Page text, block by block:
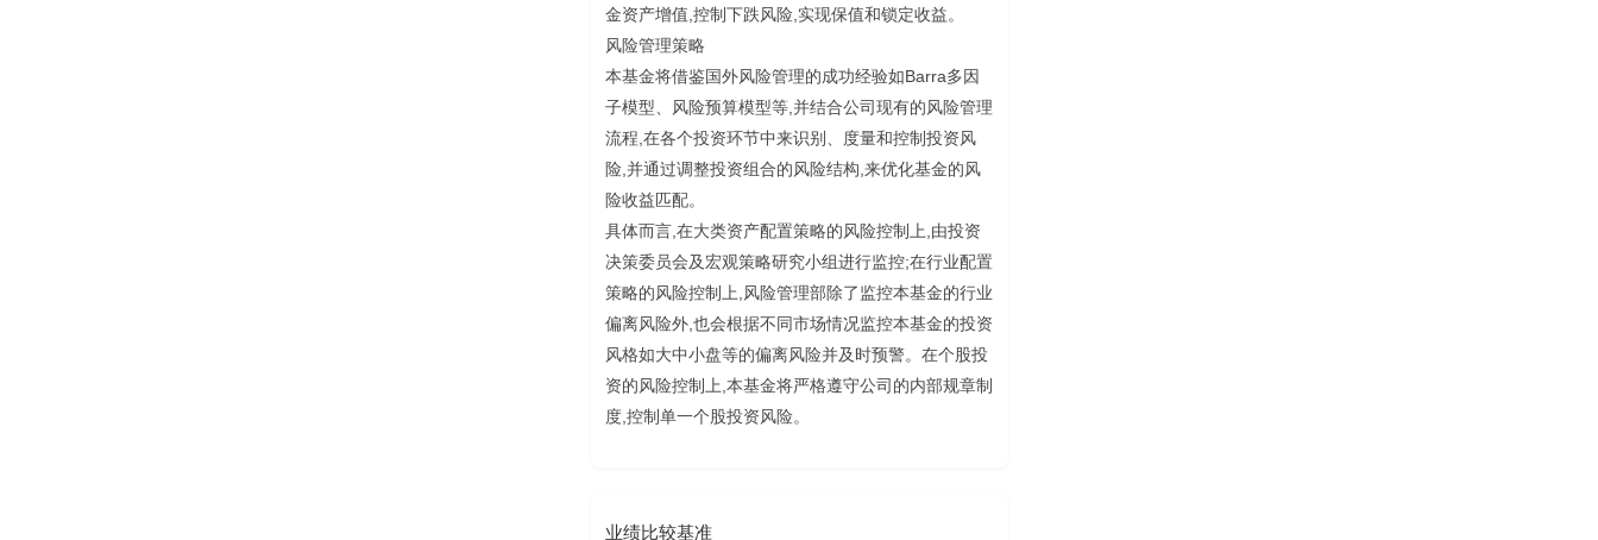
金资产增值,控制下跌风险,实现保值和锁定收益。
风险管理策略
本基金将借鉴国外风险管理的成功经验如Barra多因
子模型、风险预算模型等,并结合公司现有的风险管理
流程,在各个投资环节中来识别、度量和控制投资风
险,并通过调整投资组合的风险结构,来优化基金的风
险收益匹配。
具体而言,在大类资产配置策略的风险控制上,由投资
决策委员会及宏观策略研究小组进行监控;在行业配置
策略的风险控制上,风险管理部除了监控本基金的行业
偏离风险外,也会根据不同市场情况监控本基金的投资
风格如大中小盘等的偏离风险并及时预警。在个股投
资的风险控制上,本基金将严格遵守公司的内部规章制
度,控制单一个股投资风险。
业绩比较基准